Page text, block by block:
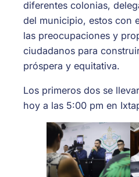
diferentes colonias,
del municipio, estos con
las preocupaciones y
ciudadanos para
próspera y equitativa.
Los primeros dos se
hoy a las 5:00 pm en